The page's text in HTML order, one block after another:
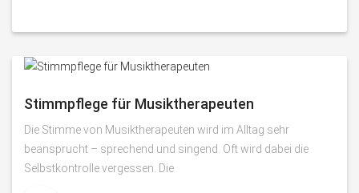
Stimmpflege für Musiktherapeuten
Die Stimme von Musiktherapeuten wird im Alltag sehr
beansprucht – sprechend und singend. Oft wird dabei die
Selbstkontrolle vergessen. Die